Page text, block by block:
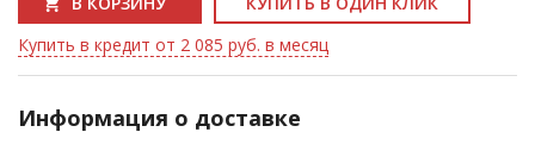
Купить в кредит от 2 085 руб. в месяц
Информация о доставке